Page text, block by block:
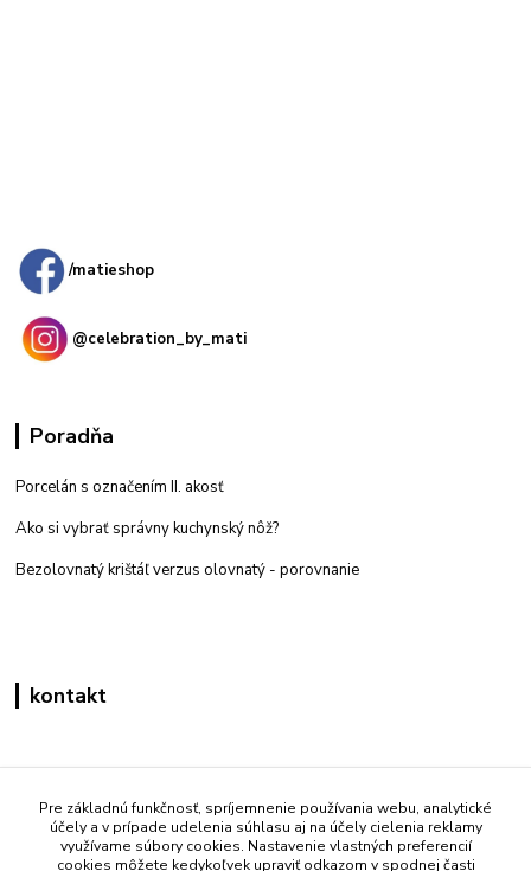
/matieshop
@celebration_by_mati
Poradňa
Porcelán s označením II. akosť
Ako si vybrať správny kuchynský nôž?
Bezolovnatý krištáľ verzus olovnatý - porovnanie
kontakt
+421 908 861 051
(Po - Pia 7:30-15:30)
Pre základnú funkčnosť, spríjemnenie používania webu, analytické
účely a v prípade udelenia súhlasu aj na účely cielenia reklamy
využívame súbory cookies. Nastavenie vlastných preferencií
cookies môžete kedykoľvek upraviť odkazom v spodnej časti